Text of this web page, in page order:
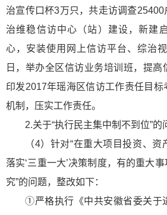
治宣传口杯3万只，共走访调查
治维稳信访中心（站）建设，新建
心，安装使用网上信访平台、综治
日，举办全区信访业务培训班，提
印发2017年瑶海区信访工作责任目
机制，压实工作责任。
2.关于“执行民主集中制不到位”的
（4）针对“在重大项目投资、
落实‘三重一大’决策制度，有的重大
究”的问题，整改如下：
①严格执行《中共安徽省委关于